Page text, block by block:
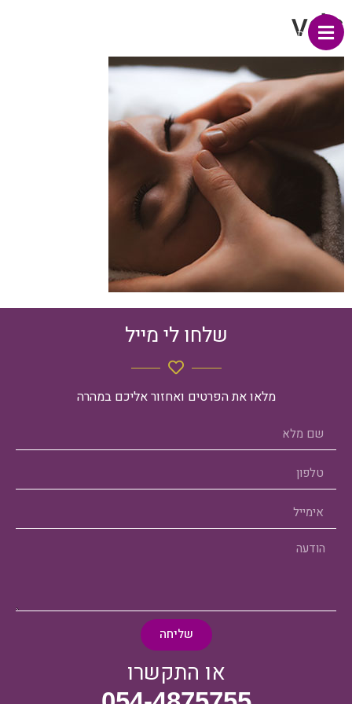
תפריט
vds
שלחו לי מייל
מלאו את הפרטים ואחזור אליכם במהרה
שליחה
או התקשרו